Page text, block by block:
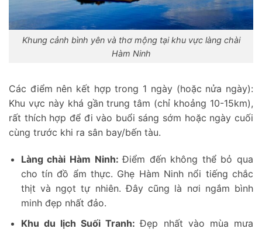
Khung cảnh bình yên và thơ mộng tại khu vực làng chài
Hàm Ninh
Các điểm nên kết hợp trong 1 ngày (hoặc nửa ngày):
Khu vực này khá gần trung tâm (chỉ khoảng 10-15km),
rất thích hợp để đi vào buổi sáng sớm hoặc ngày cuối
cùng trước khi ra sân bay/bến tàu.
Làng chài Hàm Ninh:Điểm đến không thể bỏ qua
cho tín đồ ẩm thực. Ghẹ Hàm Ninh nổi tiếng chắc
thịt và ngọt tự nhiên. Đây cũng là nơi ngắm bình
minh đẹp nhất đảo.
Khu du lịch Suối Tranh:Đẹp nhất vào mùa mưa